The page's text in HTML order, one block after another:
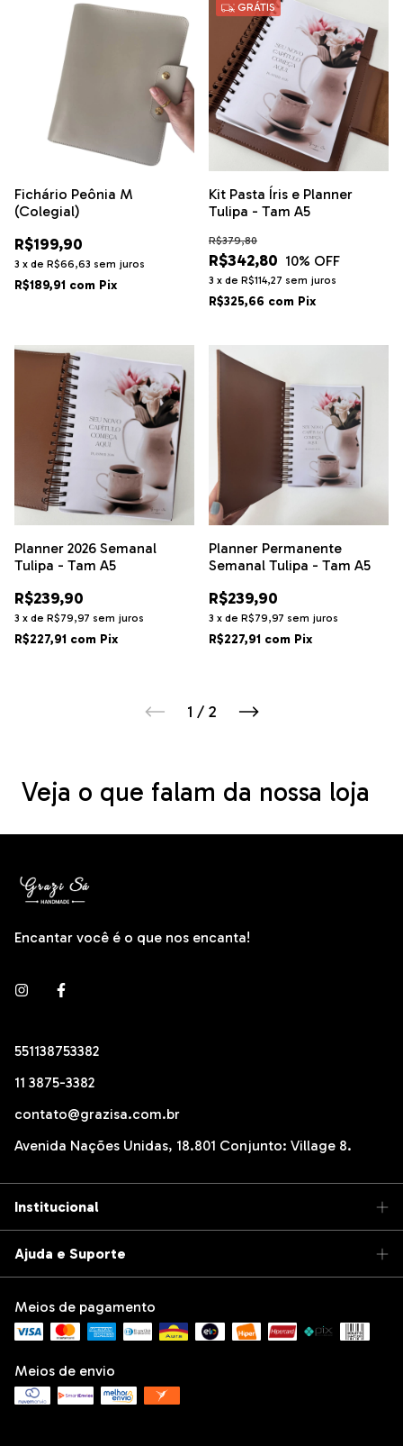
Fichário Peônia M
(Colegial)
R$199,90
3 x de R$66,63 sem juros
R$189,91 com Pix
GRÁTIS
Kit Pasta Íris e Planner
Tulipa - Tam A5
R$342,80
R$379,80
10% OFF
3 x de R$114,27 sem juros
R$325,66 com Pix
Planner 2026 Semanal
Tulipa - Tam A5
R$239,90
3 x de R$79,97 sem juros
R$227,91 com Pix
Planner Permanente
Semanal Tulipa - Tam A5
R$239,90
3 x de R$79,97 sem juros
R$227,91 com Pix
1 / 2
Veja o que falam da nossa loja
Encantar você é o que nos encanta!
551138753382
11 3875-3382
contato@grazisa.com.br
Avenida Nações Unidas, 18.801 Conjunto: Village 8.
Institucional
Ajuda e Suporte
Meios de pagamento
Meios de envio